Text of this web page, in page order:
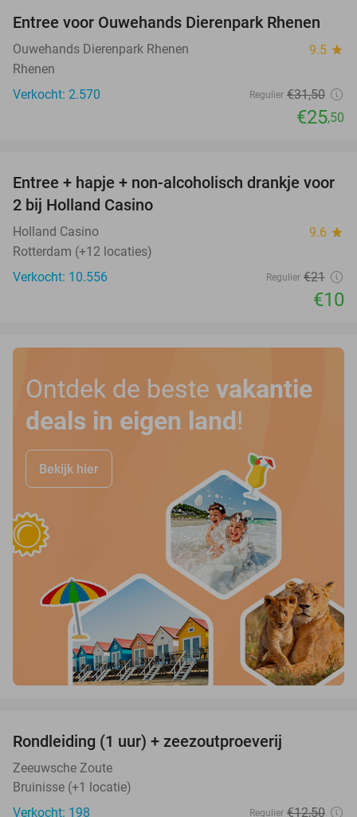
19%
Entree voor Ouwehands Dierenpark Rhenen
Ouwehands Dierenpark Rhenen 9.5 star
Rhenen
Verkocht: 2.570
Regulier €31,50
€25,50
52%
Entree + hapje + non-alcoholisch drankje voor
2 bij Holland Casino
Holland Casino 9.6 star
Rotterdam (+12 locaties)
Verkocht: 10.556
Regulier €21
€10
Ontdek de beste vakantie
deals in eigen land!
Bekijk hier
Rondleiding (1 uur) + zeezoutproeverij
Zeeuwsche Zoute
Bruinisse (+1 locatie)
Verkocht: 198
Regulier €12,50